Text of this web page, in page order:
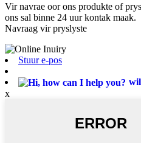
Vir navrae oor ons produkte of
ons sal binne 24 uur kontak maak.
Navraag vir pryslyste
Stuur e-pos
x